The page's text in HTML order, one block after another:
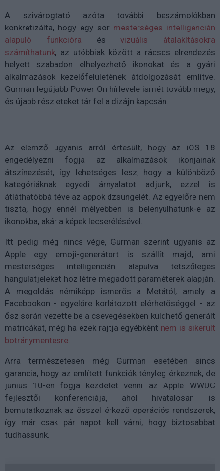
A szivárogtató azóta további beszámolókban
konkretizálta, hogy egy sor mesterséges intelligencián
alapuló funkcióra ésvizuális átalakításokra
számíthatunk, az utóbbiak között a rácsos elrendezés
helyett szabadon elhelyezhető ikonokat és a gyári
alkalmazások kezelőfelületének átdolgozását említve.
Gurman legújabb Power On hírlevele ismét tovább megy,
és újabb részleteket tár fel a dizájn kapcsán.
Az elemző ugyanis arról értesült, hogy az iOS 18
engedélyezni fogja az alkalmazások ikonjainak
átszínezését, így lehetséges lesz, hogy a különböző
kategóriáknak egyedi árnyalatot adjunk, ezzel is
átláthatóbbá téve az appok dzsungelét. Az egyelőre nem
tiszta, hogy ennél mélyebben is belenyúlhatunk-e az
ikonokba, akár a képek lecserélésével.
Itt pedig még nincs vége, Gurman szerint ugyanis az
Apple egy emoji-generátort is szállít majd, ami
mesterséges intelligencián alapulva tetszőleges
hangulatjeleket hoz létre megadott paraméterek alapján.
A megoldás némiképp ismerős a Metától, amely a
Facebookon - egyelőre korlátozott elérhetőséggel - az
ősz során vezette be a csevegésekben küldhető generált
matricákat, még ha ezek rajtja egyébként nem is sikerült
botránymentesre
Arra természetesen még Gurman esetében sincs
garancia, hogy az említett funkciók tényleg érkeznek, de
június 10-én fogja kezdetét venni az Apple WWDC
fejlesztői konferenciája, ahol hivatalosan is
bemutatkoznak az ősszel érkező operációs rendszerek,
így már csak pár napot kell várni, hogy biztosabbat
tudhassunk.